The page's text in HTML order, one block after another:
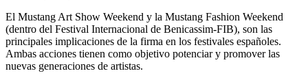
El Mustang Art Show Weekend y la Mustang Fashion Weekend
(dentro del Festival Internacional de Benicassim-FIB), son las
principales implicaciones de la firma en los festivales españoles.
Ambas acciones tienen como objetivo potenciar y promover las
nuevas generaciones de artistas.